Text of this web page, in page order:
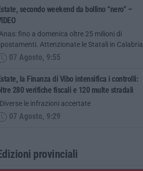
secondo weekend da bollino “nero” –
fino a domenica oltre 25 milioni di
Attenzionate le Statali in Calabria
07 Agosto, 9:55
la Finanza di Vibo intensifica i controlli:
280 verifiche fiscali e 120 multe stradali
le infrazioni accertate
07 Agosto, 9:29
provinciali